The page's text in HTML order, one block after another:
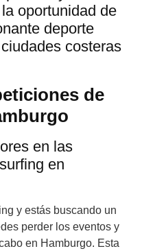
oportunidad de
deporte
costeras
de
en las
en
y estás buscando un
perder los eventos y
en Hamburgo. Esta